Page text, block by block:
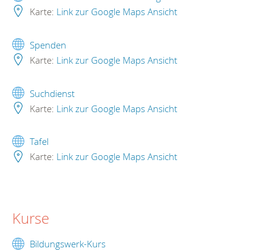
Karte: Link zur Google Maps Ansicht
Spenden
Karte: Link zur Google Maps Ansicht
Suchdienst
Karte: Link zur Google Maps Ansicht
Tafel
Karte: Link zur Google Maps Ansicht
Kurse
Bildungswerk-Kurs